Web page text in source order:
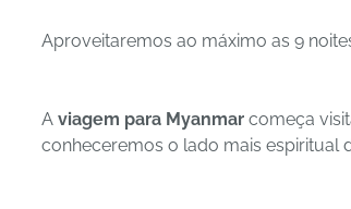
Aproveitaremos ao máximo as 9
A viagem para Myanmar começa
conheceremos o lado mais espiritual